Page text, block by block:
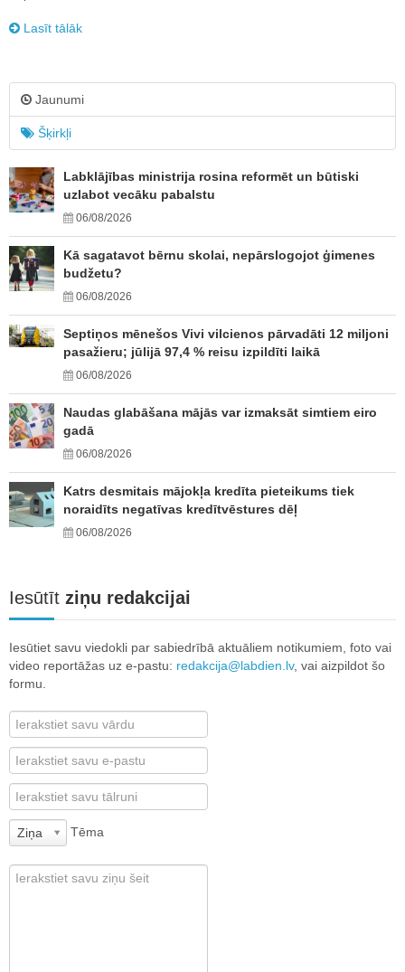
Lasīt tālāk
Jaunumi
Šķirkļi
Labklājības ministrija rosina reformēt un būtiski
uzlabot vecāku pabalstu
06/08/2026
Kā sagatavot bērnu skolai, nepārslogojot ģimenes
budžetu?
06/08/2026
Septiņos mēnešos Vivi vilcienos pārvadāti 12 miljoni
pasažieru; jūlijā 97,4 % reisu izpildīti laikā
06/08/2026
Naudas glabāšana mājās var izmaksāt simtiem eiro
gadā
06/08/2026
Katrs desmitais mājokļa kredīta pieteikums tiek
noraidīts negatīvas kredītvēstures dēļ
06/08/2026
Iesūtīt ziņu redakcijai
Iesūtiet savu viedokli par sabiedrībā aktuāliem notikumiem, foto vai
video reportāžas uz e-pastu: redakcija@labdien.lv, vai aizpildot šo
formu.
Ziņa Tēma